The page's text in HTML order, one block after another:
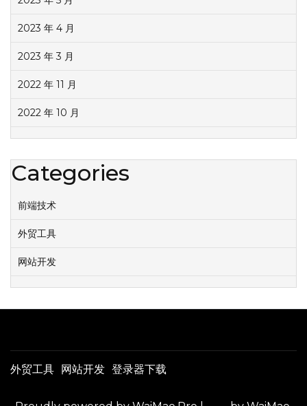
2023 年 4 月
2023 年 3 月
2022 年 11 月
2022 年 10 月
Categories
前端技术
外贸工具
网站开发
外贸工具 网站开发 登录器下载